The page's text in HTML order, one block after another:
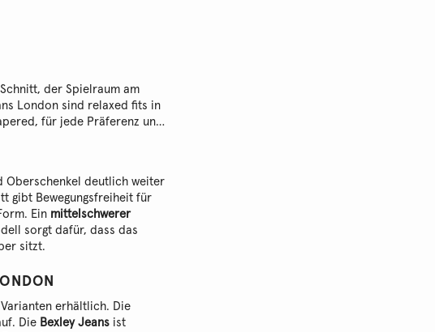
der Spielraum am
London sind relaxed fits in
für jede Präferenz und
Oberschenkel deutlich weiter
gibt Bewegungsfreiheit für
Ein mittelschwerer
sorgt dafür, dass das
sitzt.
erhältlich. Die
Die Bexley Jeans ist